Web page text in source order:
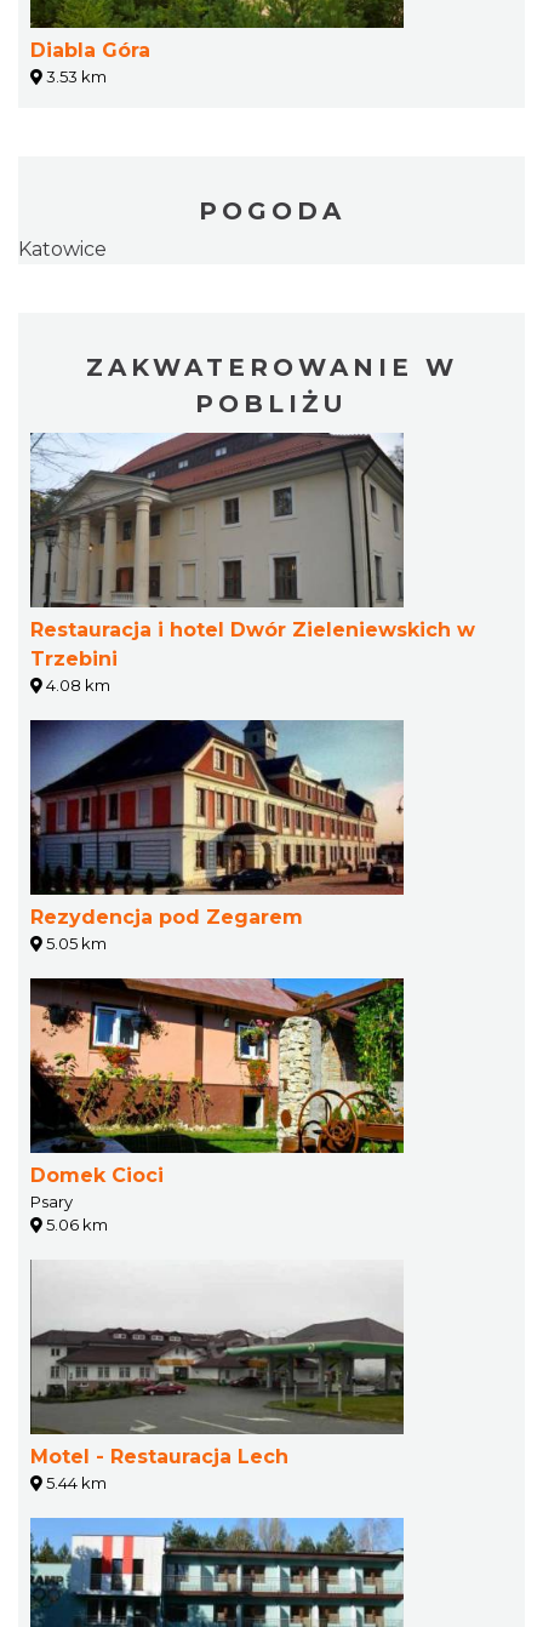
Diabla Góra
3.53 km
POGODA
Katowice
ZAKWATEROWANIE W
POBLIŻU
Restauracja i hotel Dwór Zieleniewskich w
Trzebini
4.08 km
Rezydencja pod Zegarem
5.05 km
Domek Cioci
Psary
5.06 km
Motel - Restauracja Lech
5.44 km